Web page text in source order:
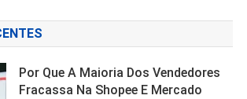
Por Que A Maioria Dos Vendedores
Fracassa Na Shopee E Mercado